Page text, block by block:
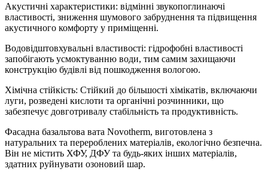
Акустичні характеристики: відмінні звукопоглинаючі
властивості, зниження шумового забруднення та підвищення
акустичного комфорту у приміщенні.
Водовідштовхувальні властивості: гідрофобні властивості
запобігають усмоктуванню води, тим самим захищаючи
конструкцію будівлі від пошкодження вологою.
Хімічна стійкість: Стійкий до більшості хімікатів, включаючи
луги, розведені кислоти та органічні розчинники, що
забезпечує довготривалу стабільність та продуктивність.
Фасадна базальтова вата Novotherm, виготовлена з
натуральних та перероблених матеріалів, екологічно безпечна.
Він не містить ХФУ, ДФУ та будь-яких інших матеріалів,
здатних руйнувати озоновий шар.